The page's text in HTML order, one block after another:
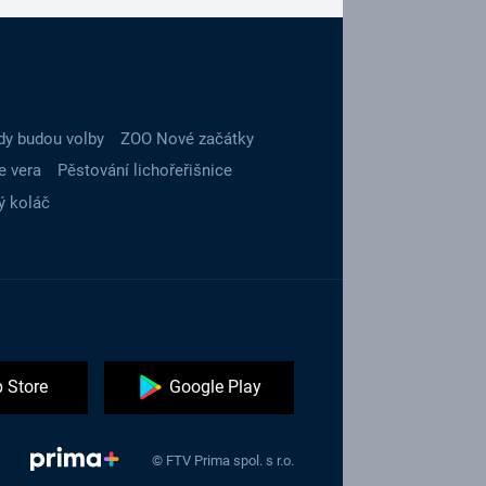
budou volby
ZOO Nové začátky
vera
Pěstování lichořeřišnice
koláč
Store Google Play
© FTV Prima spol. s r.o.